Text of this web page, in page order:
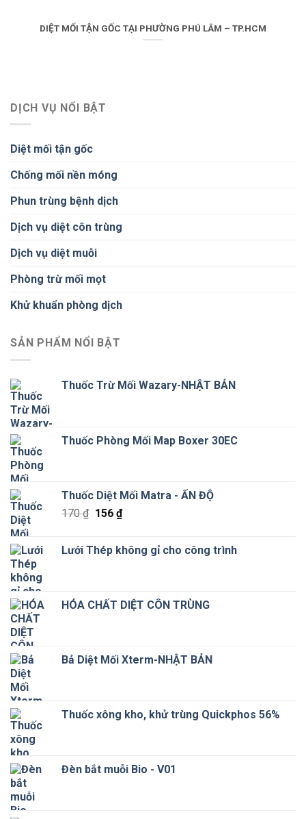
DIỆT MỐI TẬN GỐC TẠI PHƯỜNG PHÚ LÂM – TP.HCM
DỊCH VỤ NỔI BẬT
Diệt mối tận gốc
Chống mối nền móng
Phun trùng bệnh dịch
Dịch vụ diệt côn trùng
Dịch vụ diệt muỗi
Phòng trừ mối mọt
Khử khuẩn phòng dịch
SẢN PHẨM NỔI BẬT
Thuốc Trừ Mối Wazary-NHẬT BẢN
Thuốc Phòng Mối Map Boxer 30EC
Thuốc Diệt Mối Matra - ẤN ĐỘ
170₫ Giá
170 ₫.
156 ₫Giá
là:
Lưới Thép không gỉ cho công trình
HÓA CHẤT DIỆT CÔN TRÙNG
Bả Diệt Mối Xterm-NHẬT BẢN
Thuốc xông kho, khử trùng Quickphos 56%
Đèn bắt muỗi Bio - V01